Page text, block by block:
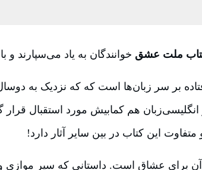
ملت عشق خوانندگان به یاد می‌سپارند
هم کمابیش مورد استقبال
این کتاب در بین سایر آثار دارد!
عشاق است. داستانی که سیر موازی و